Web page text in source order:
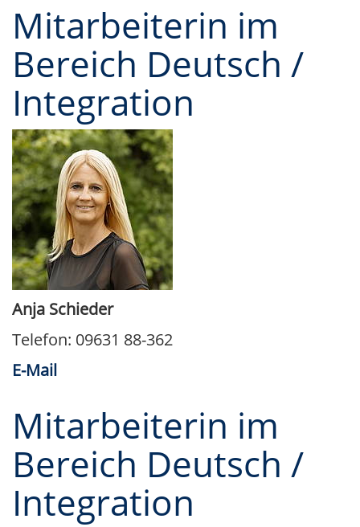
Mitarbeiterin im
Bereich Deutsch /
Integration
Anja Schieder
Telefon: 09631 88-362
E-Mail
Mitarbeiterin im
Bereich Deutsch /
Integration